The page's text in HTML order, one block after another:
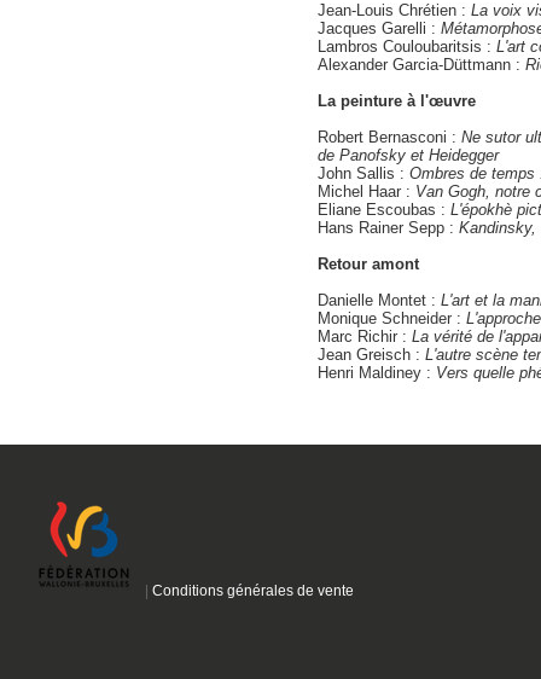
Jean-Louis Chrétien : La voix
Jacques Garelli :
Lambros Couloubaritsis : L'art
Alexander Garcia-Düttmann :
La peinture à l'œuvre
Robert Bernasconi : Ne sutor
de Panofsky et Heidegger
John Sallis : Ombres de temps
Michel Haar : Van Gogh, notre
Eliane Escoubas : L'épokhè
Hans Rainer Sepp : Kandinsky,
Retour amont
Danielle Montet : L'art et la
Monique Schneider :
Marc Richir : La vérité de
Jean Greisch : L'autre scène
Henri Maldiney : Vers quelle
Conditions générales de vente